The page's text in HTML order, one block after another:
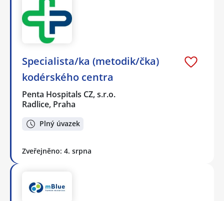
Specialista/ka (metodik/čka)
kodérského centra
Penta Hospitals CZ, s.r.o.
Radlice, Praha
Plný úvazek
Zveřejněno: 4. srpna